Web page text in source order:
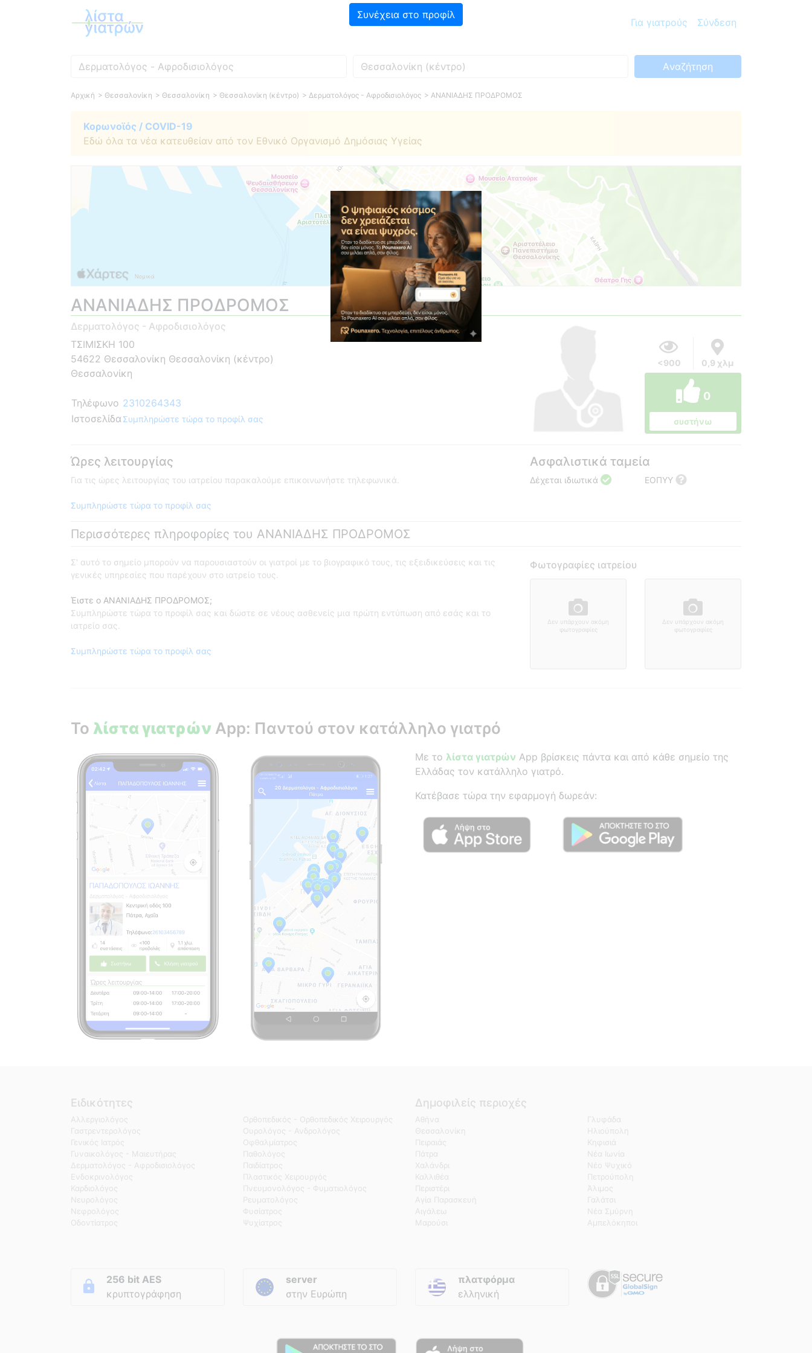
Για γιατρούς Σύνδεση
Συνέχεια στο προφίλ
Ειδικότητα Πού Aναζήτηση
Αρχική > Θεσσαλονίκη > Θεσσαλονίκη > Θεσσαλονίκη (κέντρο) > Δερματολόγος - Αφροδισιολόγος > ΑΝΑΝΙΑΔΗΣ ΠΡΟΔΡΟΜΟΣ
Κορωνοϊός / COVID-19
Εδώ όλα τα νέα κατευθείαν από τον Εθνικό Οργανισμό Δημόσιας Υγείας
ΑΝΑΝΙΑΔΗΣ ΠΡΟΔΡΟΜΟΣ
Δερματολόγος - Αφροδισιολόγος
ΤΣΙΜΙΣΚΗ 100
54622 Θεσσαλονίκη Θεσσαλονίκη (κέντρο)
Θεσσαλονίκη
Τηλέφωνο 2310264343
Ιστοσελίδα Συμπληρώστε τώρα το προφίλ σας
<900 0,9 χλμ
0
συστήνω
Ώρες λειτουργίας
Για τις ώρες λειτουργίας του ιατρείου παρακαλούμε επικοινωνήστε τηλεφωνικά.
Συμπληρώστε τώρα το προφίλ σας
Ασφαλιστικά ταμεία
Δέχεται ιδιωτικά ΕΟΠΥΥ
Περισσότερες πληροφορίες του ΑΝΑΝΙΑΔΗΣ ΠΡΟΔΡΟΜΟΣ
Σ' αυτό το σημείο μπορούν να παρουσιαστούν οι γιατροί με το βιογραφικό τους, τις εξειδικεύσεις και τις
γενικές υπηρεσίες που παρέχουν στο ιατρείο τους.
Έιστε ο ΑΝΑΝΙΑΔΗΣ ΠΡΟΔΡΟΜΟΣ;
Συμπληρώστε τώρα το προφίλ σας και δώστε σε νέους ασθενείς μια πρώτη εντύπωση από εσάς και το
ιατρείο σας.
Συμπληρώστε τώρα το προφίλ σας
Φωτογραφίες ιατρείου
Δεν υπάρχουν ακόμη
φωτογραφίες
Δεν υπάρχουν ακόμη
φωτογραφίες
Το λίστα γιατρών App: Παντού στον κατάλληλο γιατρό
Με το λίστα γιατρών App βρίσκεις πάντα και από κάθε σημείο της
Ελλάδας τον κατάλληλο γιατρό.
Κατέβασε τώρα την εφαρμογή δωρεάν:
Ειδικότητες
Αλλεργιολόγος
Γαστρεντερολόγος
Γενικός Ιατρός
Γυναικολόγος - Μαιευτήρας
Δερματολόγος - Αφροδισιολόγος
Ενδοκρινολόγος
Καρδιολόγος
Νευρολόγος
Νεφρολόγος
Οδοντίατρος
Ορθοπεδικός - Ορθοπεδικός Χειρουργός
Ουρολόγος - Ανδρολόγος
Οφθαλμίατρος
Παθολόγος
Παιδίατρος
Πλαστικός Χειρουργός
Πνευμονολόγος - Φυματιολόγος
Ρευματολόγος
Φυσίατρος
Ψυχίατρος
Δημοφιλείς περιοχές
Αθήνα
Θεσσαλονίκη
Πειραιάς
Πάτρα
Χαλάνδρι
Καλλιθέα
Περιστέρι
Αγία Παρασκευή
Αιγάλεω
Μαρούσι
Γλυφάδα
Ηλιούπολη
Κηφισιά
Νέα Ιωνία
Νέο Ψυχικό
Πετρούπολη
Άλιμος
Γαλάτσι
Νέα Σμύρνη
Αμπελόκηποι
256 bit AES
κρυπτογράφηση
server
στην Ευρώπη
πλατφόρμα
ελληνική